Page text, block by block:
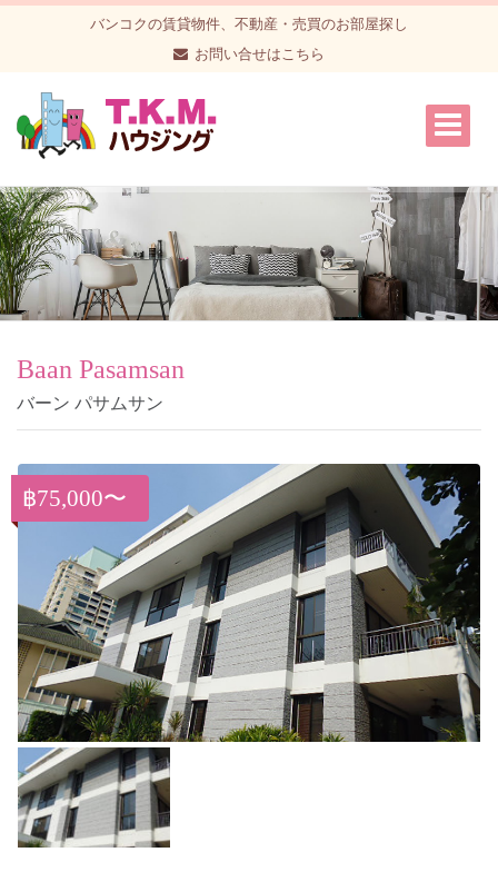
バンコクの賃貸物件、不動産・売買のお部屋探し
お問い合せはこちら
Baan Pasamsan
バーン パサムサン
฿75,000〜